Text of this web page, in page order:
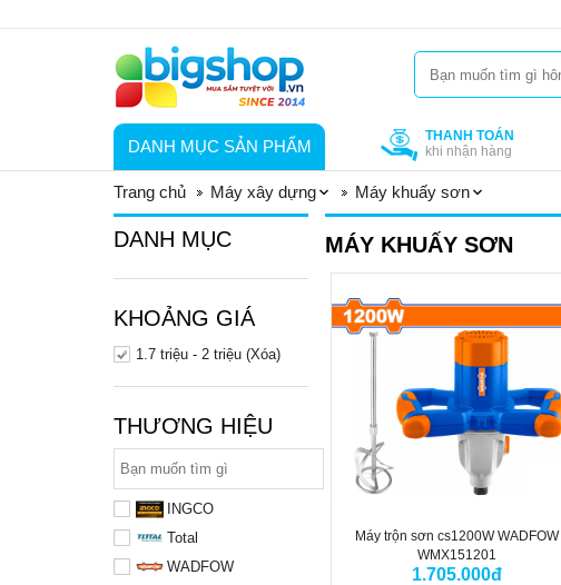
DANH MỤC SẢN PHẨM
THANH TOÁN
khi nhận hàng
Trang chủ
Máy xây dựng Máy khuấy sơn
DANH MỤC
KHOẢNG GIÁ
1.7 triệu - 2 triệu (Xóa)
THƯƠNG HIỆU
INGCO
Total
WADFOW
MÁY KHUẤY SƠN
Máy trộn sơn cs1200W WADFOW
WMX151201
1.705.000đ